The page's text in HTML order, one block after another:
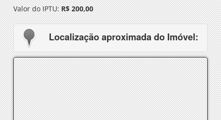
Valor do IPTU:R$ 200,00
Localização aproximada do Imóvel: